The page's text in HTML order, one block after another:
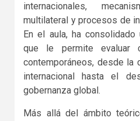
internacionales,
multilateral y procesos de
En el aula, ha
que le permite evaluar
contemporáneos, desde la
internacional hasta el
gobernanza global.
Más allá del ámbito